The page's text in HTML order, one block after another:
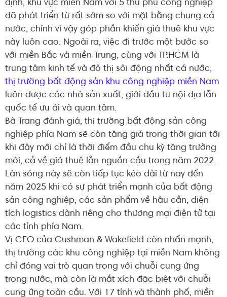
định, khu vực miền Nam với 5 thủ phủ công nghiệp
đã phát triển từ rất sớm so với mặt bằng chung cả
nước, chính vì vậy góp phần khiến giá thuê khu vực
này luôn cao. Ngoài ra, việc đi trước một bước so
với miền Bắc và miền Trung, cùng với TP.HCM là
trung tâm kinh tế và đô thị sôi động nhất cả nước,
thị trường bất động sản khu công nghiệp miền Nam
luôn được các nhà sản xuất, giới đầu tư nội địa lẫn
quốc tế ưu ái và quan tâm.
Bà Trang đánh giá, thị trường bất động sản công
nghiệp phía Nam sẽ còn tăng giá trong thời gian tới
khi đây mới chỉ là thời điểm đầu chu kỳ tăng trưởng
mới, cả về giá thuê lẫn nguồn cầu trong năm 2022.
Làn sóng này sẽ còn tiếp tục kéo dài từ nay đến
năm 2025 khi có sự phát triển mạnh của bất động
sản công nghiệp, các sản phẩm về hậu cần, diện
tích logistics dành riêng cho thương mại điện tử tại
các tỉnh phía Nam.
Vị CEO của Cushman & Wakefield còn nhấn mạnh,
thị trường các khu công nghiệp tại miền Nam không
chỉ đóng vai trò quan trọng với chuỗi cung ứng
trong nước, mà còn là mắt xích đặc biệt với chuỗi
cung ứng toàn cầu. Với 17 tỉnh và thành phố, miền